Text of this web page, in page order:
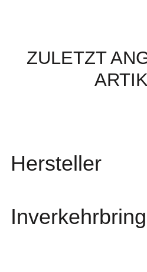
ZULETZT
Hersteller